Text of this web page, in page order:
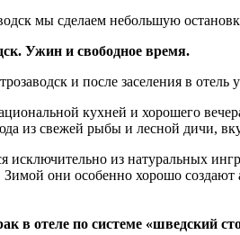
мы сделаем небольшую
Ужин и свободное время.
и после заселения в отель
кухней и хорошего
из свежей рыбы и лесной дичи,
исключительно из натуральных
Зимой они особенно хорошо создают
в отеле по системе «шведский